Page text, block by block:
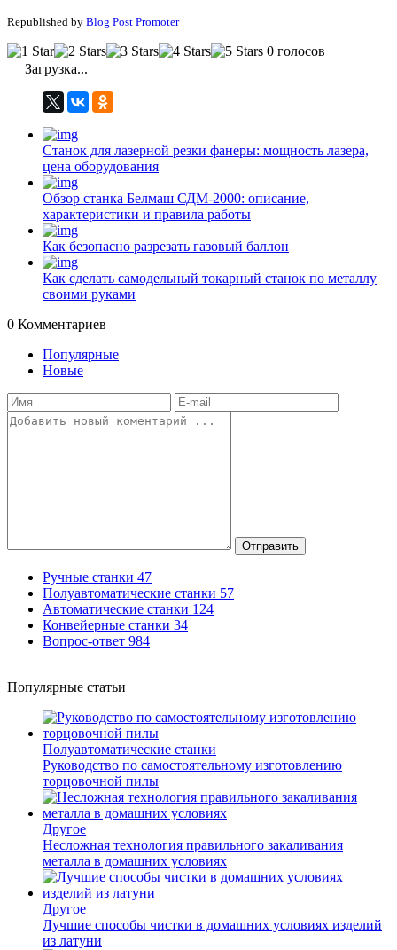
Republished by Blog Post Promoter
0 голосов
Загрузка...
Станок для лазерной резки фанеры: мощность лазера,
цена оборудования
Обзор станка Белмаш СДМ-2000: описание,
характеристики и правила работы
Как безопасно разрезать газовый баллон
Как сделать самодельный токарный станок по металлу
своими руками
0 Комментариев
Популярные
Новые
Отправить
Ручные станки 47
Полуавтоматические станки 57
Автоматические станки 124
Конвейерные станки 34
Вопрос-ответ 984
Популярные статьи
Полуавтоматические станки
Руководство по самостоятельному изготовлению
торцовочной пилы
Другое
Несложная технология правильного закаливания
металла в домашних условиях
Другое
Лучшие способы чистки в домашних условиях изделий
из латуни